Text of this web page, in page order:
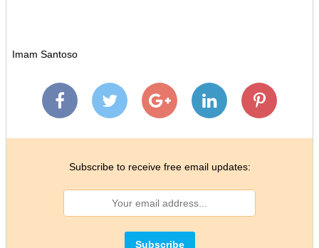
Imam Santoso
Subscribe to receive free email updates: